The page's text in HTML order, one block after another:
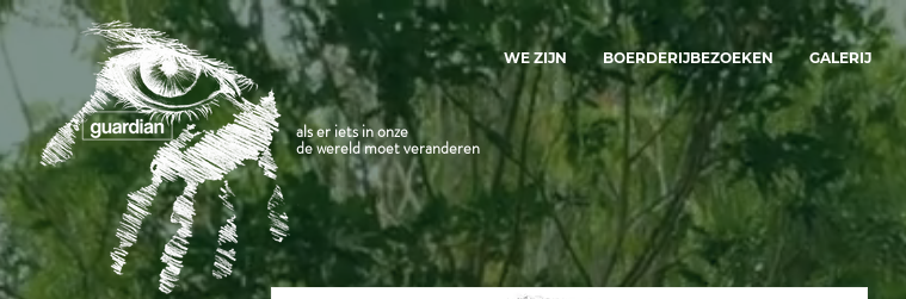
als er iets in onze
de wereld moet veranderen
WE ZIJN BOERDERIJBEZOEKEN GALERIJ